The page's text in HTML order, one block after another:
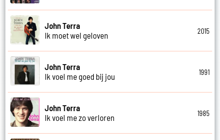
John Terra
Ik moet wel geloven
2015
John Terra
Ik voel me goed bij jou
1991
John Terra
Ik voel me zo verloren
1985